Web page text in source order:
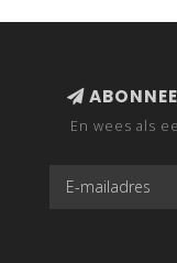
En wees als